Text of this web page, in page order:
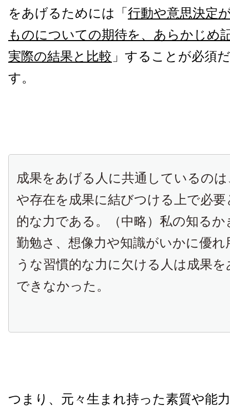
をあげるためには「 行動や意思決定
ものについての期待を、あらかじめ
実際の結果と比較 」することが必須
す。
成果をあげる人に共通しているの
や存在を成果に結びつける上で必
的な力である。（中略）私の知る
勤勉さ、想像力や知識がいかに優
うな習慣的な力に欠ける人は成果
できなかった。
つまり、元々生まれ持った素質や能